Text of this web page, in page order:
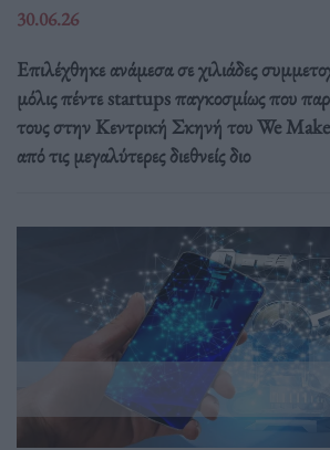
30.06.26
Επιλέχθηκε ανάμεσα σε χιλιάδες
μόλις πέντε startups παγκοσμίως που
τους στην Κεντρική Σκηνή του We
από τις μεγαλύτερες διεθνείς διο